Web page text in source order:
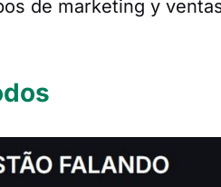
de marketing y